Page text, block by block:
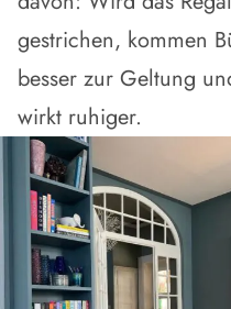
gestrichen, kommen
besser zur Geltung
wirkt ruhiger.